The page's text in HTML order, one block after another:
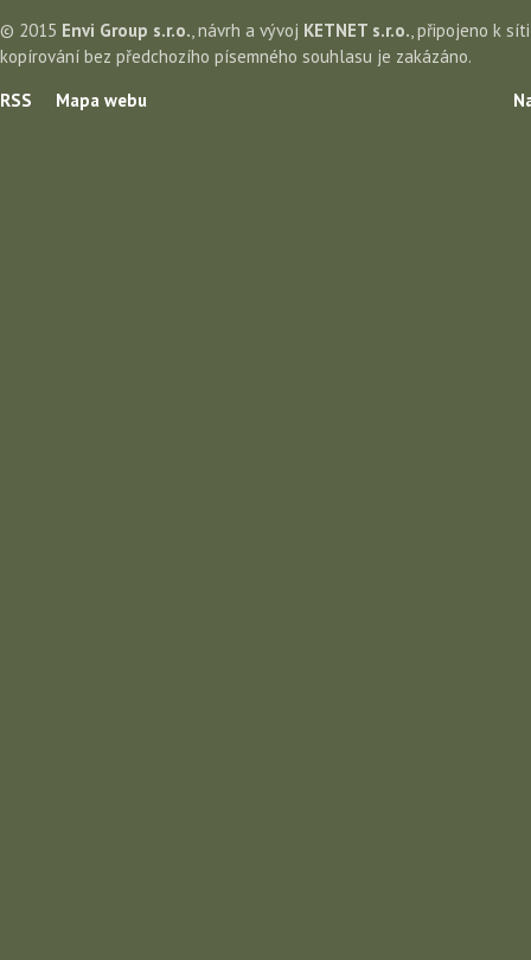
© 2015 Envi Group s.r.o., návrh a vývoj KETNET s.r.o., připojeno k
kopírování bez předchozího písemného souhlasu je zakázáno.
RSS
Mapa webu